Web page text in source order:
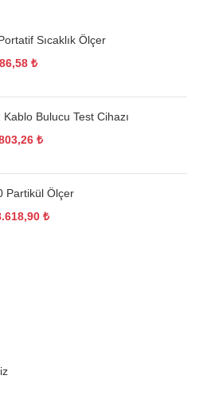
Sıcaklık Ölçer
₺
Bulucu Test Cihazı
₺
Partikül Ölçer
₺